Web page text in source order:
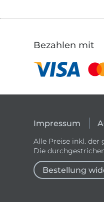
Bezahlen mit
Impressum
Alle Preise inkl. der
Die
Bestellung